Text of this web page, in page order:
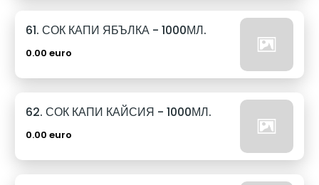
61. СОК КАПИ ЯБЪЛКА - 1000МЛ.
0.00 euro
62. СОК КАПИ КАЙСИЯ - 1000МЛ.
0.00 euro